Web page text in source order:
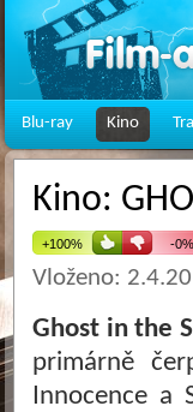
Blu-ray Kino
Kino:
Vloženo:
Ghost in the
primárně
Innocence a